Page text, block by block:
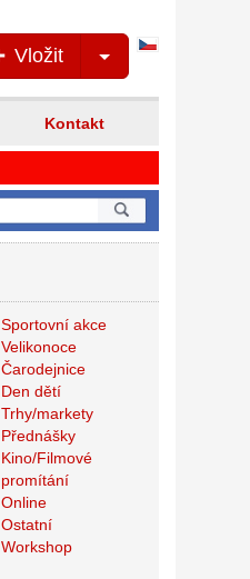
Vložit
Kontakt
Sportovní akce
Velikonoce
Čarodejnice
Den dětí
Trhy/markety
Přednášky
Kino/Filmové
promítání
Online
Ostatní
Workshop